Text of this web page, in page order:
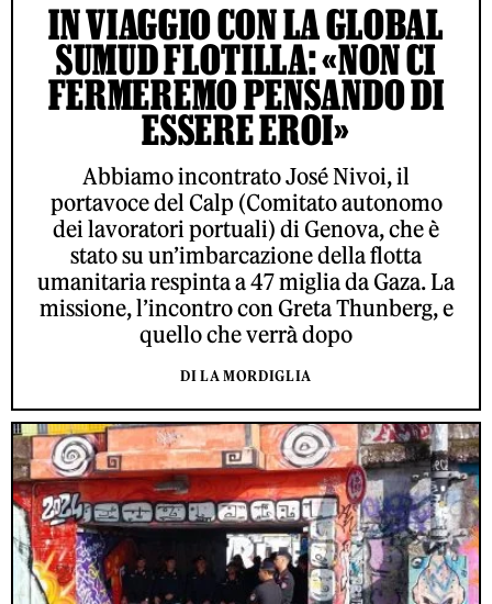
IN VIAGGIO CON LA GLOBAL
SUMUD FLOTILLA: «NON CI
FERMEREMO PENSANDO DI
ESSERE EROI»
Abbiamo incontrato José Nivoi, il
portavoce del Calp (Comitato autonomo
dei lavoratori portuali) di Genova, che è
stato su un’imbarcazione della flotta
umanitaria respinta a 47 miglia da Gaza. La
missione, l’incontro con Greta Thunberg, e
quello che verrà dopo
DI LA MORDIGLIA